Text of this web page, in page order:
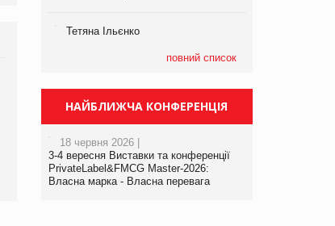
Брагина Людмила
Просування компанії на
www.trademaster.ua.
правила. Особливості.
Тетяна Ільєнко
повний список
НАЙБЛИЖЧА КОНФЕРЕНЦІЯ
18 червня 2026 |
3-4 вересня Виставки та конференції
PrivateLabel&FMCG Master-2026:
Власна марка - Власна перевага